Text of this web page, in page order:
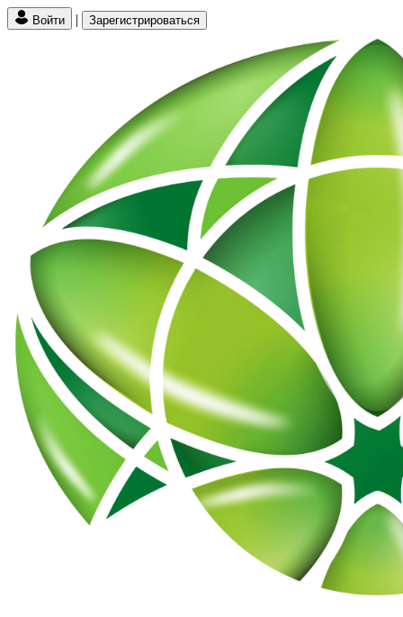
Войти | Зарегистрироваться